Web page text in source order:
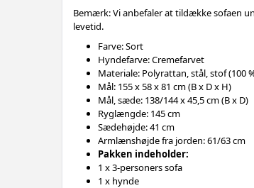
Bemærk: Vi anbefaler at tildække sofaen
levetid.
Farve: Sort
Hyndefarve: Cremefarvet
Materiale: Polyrattan, stål, stof (100
Mål: 155 x 58 x 81 cm (B x D x H)
Mål, sæde: 138/144 x 45,5 cm (B x D)
Ryglængde: 145 cm
Sædehøjde: 41 cm
Armlænshøjde fra jorden: 61/63 cm
Pakken indeholder:
1 x 3-personers sofa
1 x hynde